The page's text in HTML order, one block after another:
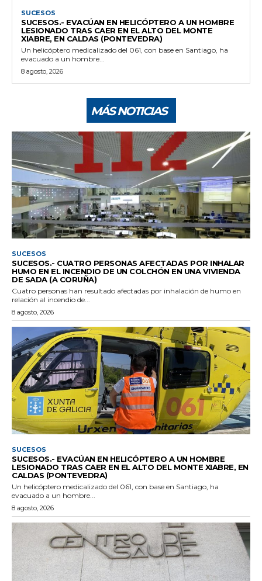
SUCESOS
SUCESOS.- EVACÚAN EN HELICÓPTERO A UN HOMBRE
LESIONADO TRAS CAER EN EL ALTO DEL MONTE
XIABRE, EN CALDAS (PONTEVEDRA)
Un helicóptero medicalizado del 061, con base en Santiago, ha
evacuado a un hombre...
8 agosto, 2026
MÁS NOTICIAS
SUCESOS
SUCESOS.- CUATRO PERSONAS AFECTADAS POR INHALAR
HUMO EN EL INCENDIO DE UN COLCHÓN EN UNA VIVIENDA
DE SADA (A CORUÑA)
Cuatro personas han resultado afectadas por inhalación de humo en
relación al incendio de...
8 agosto, 2026
SUCESOS
SUCESOS.- EVACÚAN EN HELICÓPTERO A UN HOMBRE
LESIONADO TRAS CAER EN EL ALTO DEL MONTE XIABRE, EN
CALDAS (PONTEVEDRA)
Un helicóptero medicalizado del 061, con base en Santiago, ha
evacuado a un hombre...
8 agosto, 2026